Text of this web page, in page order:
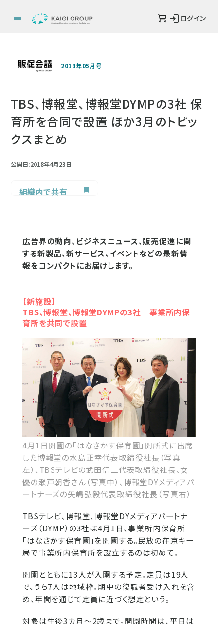
ログイン
2018年05月号
TBS、博報堂、博報堂DYMPの3社 保
育所を合同で設置 ほか3月のトピッ
クスまとめ
公開日:2018年4月23日
組織内で共有
広告界の動向、ビジネスニュース、販売促進に関
する新製品、新サービス、イベントなどの最新情
報をコンパクトにお届けします。
【新施設】
TBS、博報堂、博報堂DYMPの3社 事業所内保
育所を共同で設置
4月1日開園の「はなさかす保育園」開所式に出席
した博報堂の水島正幸代表取締役社長（写真
左）、TBSテレビの武田信二代表取締役社長、女
優の瀬戸朝香さん（写真中）、博報堂DYメディアパ
ートナーズの矢嶋弘毅代表取締役社長（写真右）
TBSテレビ、博報堂、博報堂DYメディアパートナ
ーズ（DYMP）の3社は4月1日、事業所内保育所
「はなさかす保育園」を開園する。民放の在京キー
局で事業所内保育所を設立するのは初めて。
開園とともに13人が入園する予定。定員は19人
で、うち7人は地域枠。期中の復職者受け入れを含
め、年間を通じて定員に近づく想定という。
対象は生後3カ月～2歳まで。開園時間は、平日は